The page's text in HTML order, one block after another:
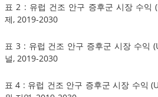
표 2 : 유럽 건조 안구 증후군 시장 수익
제, 2019-2030
표 3 : 유럽 건조 안구 증후군 시장 수익
널, 2019-2030
표 4 : 유럽 건조 안구 증후군 시장 수익